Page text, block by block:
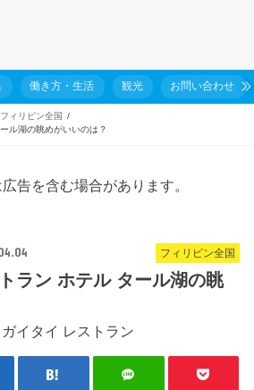
働き方・生活 観光 お問い合わせ
フィリピン全国
ル湖の眺めがいいのは？
告を含む場合があります。
フィリピン全国
ラン ホテル タール湖の眺